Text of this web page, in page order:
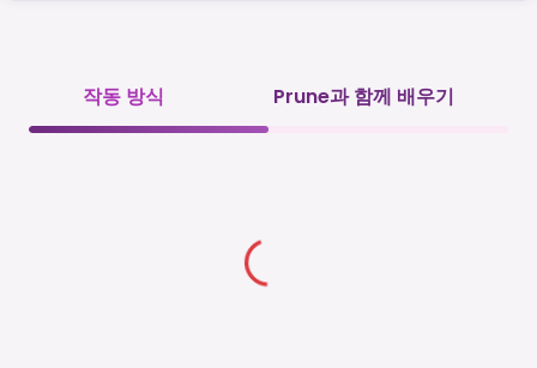
작동 방식 Prune과 함께 배우기